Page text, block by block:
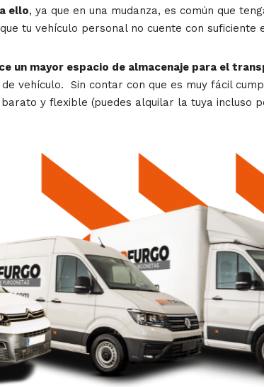
ello, ya que en una mudanza, es común que
tu vehículo personal no cuente con suficiente
un mayor espacio de almacenaje para el
vehículo. Sin contar con que es muy fácil
y flexible (puedes alquilar la tuya incluso